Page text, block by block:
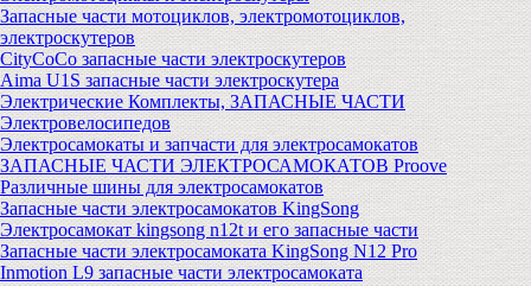
Запасные части мотоциклов, электромотоциклов,
электроскутеров
CityCoCo запасные части электроскутеров
Aima U1S запасные части электроскутера
Электрические Комплекты, ЗАПАСНЫЕ ЧАСТИ
Электровелосипедов
Электросамокаты и запчасти для электросамокатов
ЗАПАСНЫЕ ЧАСТИ ЭЛЕКТРОСАМОКАТОВ Proove
Различные шины для электросамокатов
Запасные части электросамокатов KingSong
Электросамокат kingsong n12t и его запасные части
Запасные части электросамоката KingSong N12 Pro
Inmotion L9 запасные части электросамоката